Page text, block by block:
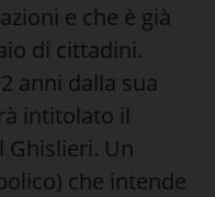
e che è già
di cittadini.
anni dalla sua
intitolato il
Ghislieri. Un
che intende